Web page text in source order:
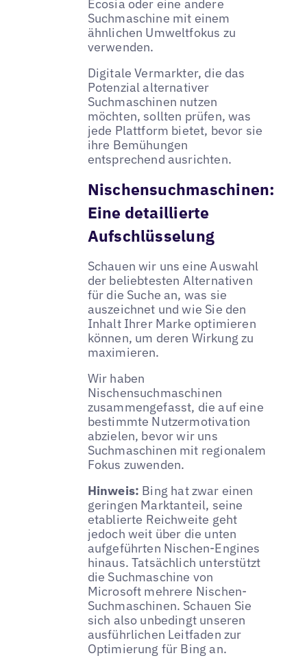
Ecosia oder eine andere
Suchmaschine mit einem
ähnlichen Umweltfokus zu
verwenden.
Digitale Vermarkter, die das
Potenzial alternativer
Suchmaschinen nutzen
möchten, sollten prüfen, was
jede Plattform bietet, bevor sie
ihre Bemühungen
entsprechend ausrichten.
Nischensuchmaschinen:
Eine detaillierte
Aufschlüsselung
Schauen wir uns eine Auswahl
der beliebtesten Alternativen
für die Suche an, was sie
auszeichnet und wie Sie den
Inhalt Ihrer Marke optimieren
können, um deren Wirkung zu
maximieren.
Wir haben
Nischensuchmaschinen
zusammengefasst, die auf eine
bestimmte Nutzermotivation
abzielen, bevor wir uns
Suchmaschinen mit regionalem
Fokus zuwenden.
Hinweis: Bing hat zwar einen
geringen Marktanteil, seine
etablierte Reichweite geht
jedoch weit über die unten
aufgeführten Nischen-Engines
hinaus. Tatsächlich unterstützt
die Suchmaschine von
Microsoft mehrere Nischen-
Suchmaschinen. Schauen Sie
sich also unbedingt unseren
ausführlichen Leitfaden zur
Optimierung für Bing an.